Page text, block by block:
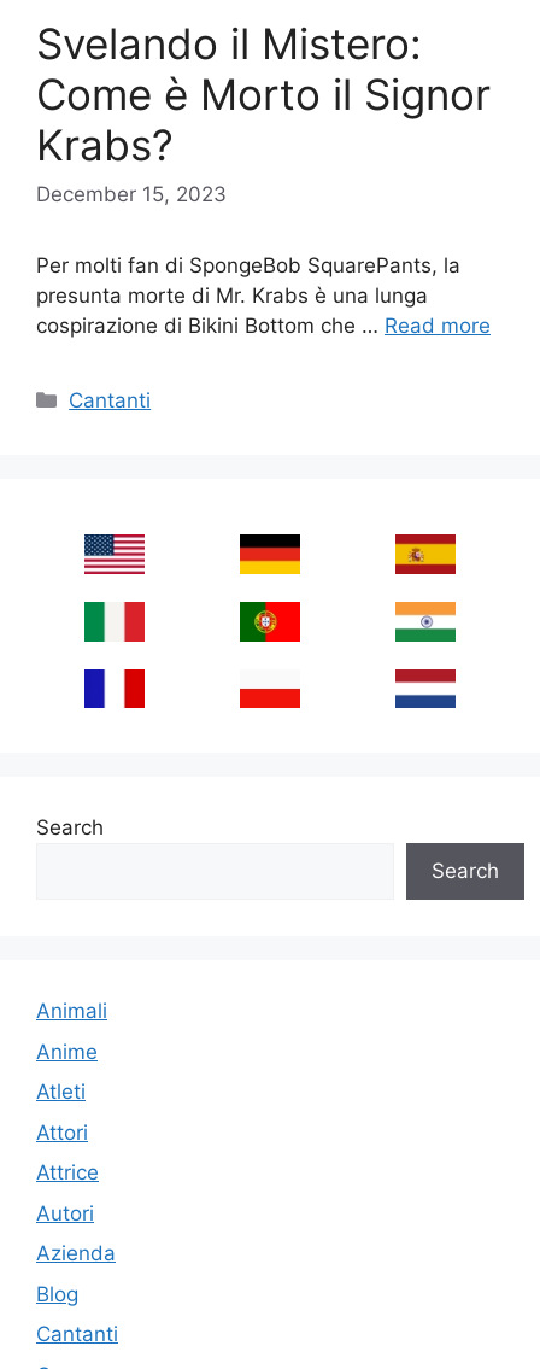
Svelando il Mistero:
Come è Morto il Signor
Krabs?
December 15, 2023
Per molti fan di SpongeBob SquarePants, la
presunta morte di Mr. Krabs è una lunga
cospirazione di Bikini Bottom che … Read more
Categories
Cantanti
Search
Search
Animali
Anime
Atleti
Attori
Attrice
Autori
Azienda
Blog
Cantanti